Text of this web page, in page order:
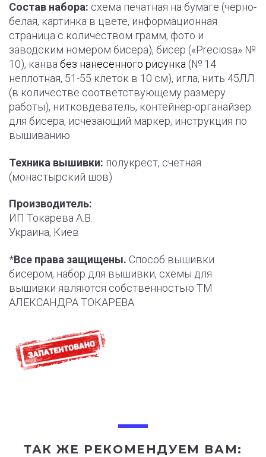
Состав набора: схема печатная на бумаге (черно-
белая, картинка в цвете, информационная
страница с количеством грамм, фото и
заводским номером бисера), бисер («Preciosa» №
10), канва без нанесенного рисунка (№ 14
неплотная, 51-55 клеток в 10 см), игла, нить 45ЛЛ
(в количестве соответствующему размеру
работы), нитковдеватель, контейнер-органайзер
для бисера, исчезающий маркер, инструкция по
вышиванию
Техника вышивки: полукрест, счетная
(монастырский шов)
Производитель:
ИП Токарева А.В.
Украина, Киев
*Все права защищены. Способ вышивки
бисером, набор для вышивки, схемы для
вышивки являются собственностью ТМ
АЛЕКСАНДРА ТОКАРЕВА
ТАК ЖЕ РЕКОМЕНДУЕМ ВАМ: